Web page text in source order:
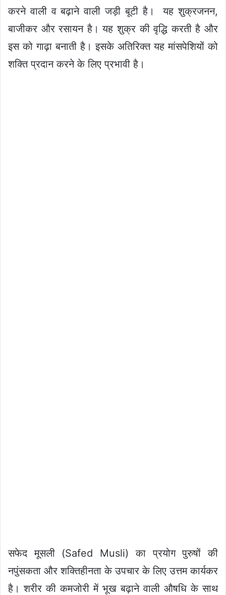
करने वाली व बढ़ाने वाली जड़ी बूटी है। यह शुक्रजनन,
बाजीकर और रसायन है। यह शुक्र की वृद्धि करती है और
इस को गाढ़ा बनाती है। इसके अतिरिक्त यह मांसपेशियों को
शक्ति प्रदान करने के लिए प्रभावी है।
सफेद मूसली (Safed Musli) का प्रयोग पुरुषों की
नपुंसकता और शक्तिहीनता के उपचार के लिए उत्तम कार्यकर
है। शरीर की कमजोरी में भूख बढ़ाने वाली औषधि के साथ